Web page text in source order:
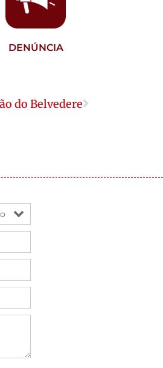
DENÚNCIA
do Belvedere